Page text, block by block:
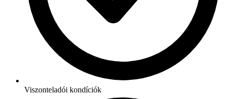
Viszonteladói kondíciók